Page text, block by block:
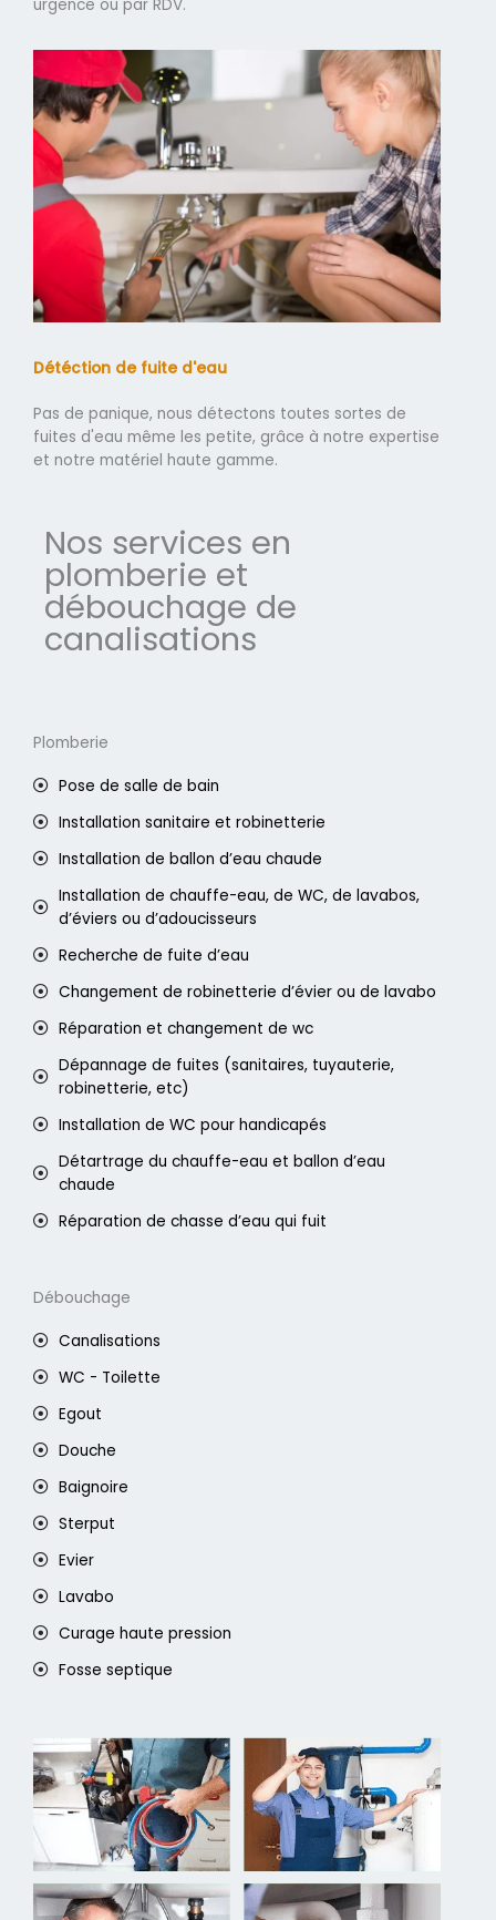
urgence ou par RDV.
Détéction de fuite d'eau
Pas de panique, nous détectons toutes sortes de
fuites d'eau même les petite, grâce à notre expertise
et notre matériel haute gamme.
Nos services en
plomberie et
débouchage de
canalisations
Plomberie
Pose de salle de bain
Installation sanitaire et robinetterie
Installation de ballon d’eau chaude
Installation de chauffe-eau, de WC, de lavabos,
d’éviers ou d’adoucisseurs
Recherche de fuite d’eau
Changement de robinetterie d’évier ou de lavabo
Réparation et changement de wc
Dépannage de fuites (sanitaires, tuyauterie,
robinetterie, etc)
Installation de WC pour handicapés
Détartrage du chauffe-eau et ballon d’eau
chaude
Réparation de chasse d’eau qui fuit
Débouchage
Canalisations
WC - Toilette
Egout
Douche
Baignoire
Sterput
Evier
Lavabo
Curage haute pression
Fosse septique